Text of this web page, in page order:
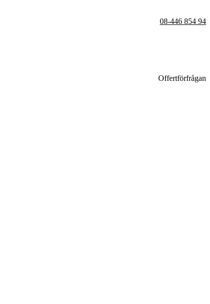
08-446 854 94
Offertförfrågan